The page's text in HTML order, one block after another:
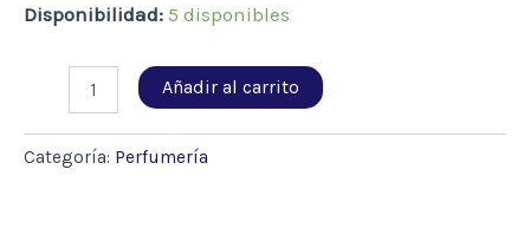
Disponibilidad: 5 disponibles
SPRAY
Añadir al carrito
Categoría: Perfumería